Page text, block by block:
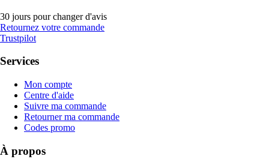
30 jours pour changer d'avis
Retournez votre commande
Trustpilot
Services
Mon compte
Centre d'aide
Suivre ma commande
Retourner ma commande
Codes promo
À propos